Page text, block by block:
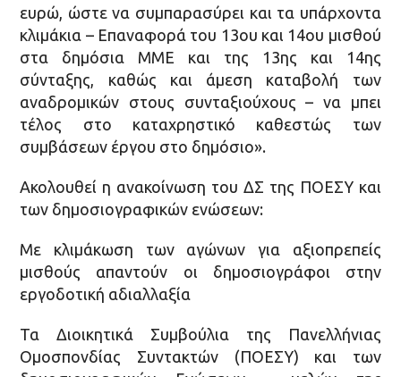
ευρώ, ώστε να συμπαρασύρει και τα υπάρχοντα
κλιμάκια – Επαναφορά του 13ου και 14ου μισθού
στα δημόσια ΜΜΕ και της 13ης και 14ης
σύνταξης, καθώς και άμεση καταβολή των
αναδρομικών στους συνταξιούχους – να μπει
τέλος στο καταχρηστικό καθεστώς των
συμβάσεων έργου στο δημόσιο».
Ακολουθεί η ανακοίνωση του ΔΣ της ΠΟΕΣΥ και
των δημοσιογραφικών ενώσεων:
Με κλιμάκωση των αγώνων για αξιοπρεπείς
μισθούς απαντούν οι δημοσιογράφοι στην
εργοδοτική αδιαλλαξία
Τα Διοικητικά Συμβούλια της Πανελλήνιας
Ομοσπονδίας Συντακτών (ΠΟΕΣΥ) και των